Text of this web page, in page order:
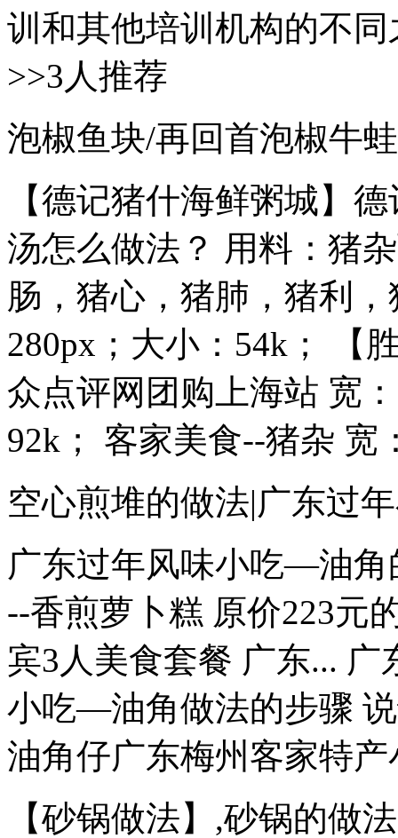
训和其他培训机构的不
>>3人推荐
泡椒鱼块/再回首泡椒牛
【德记猪什海鲜粥城】
汤怎么做法？ 用料：猪
肠，猪心，猪肺，猪利
280px；大小：54k； 【
众点评网团购上海站 宽
92k； 客家美食--猪杂 宽
空心煎堆的做法|广东过
广东过年风味小吃—油角
--香煎萝卜糕 原价223元
宾3人美食套餐 广东...
小吃—油角做法的步骤
油角仔广东梅州客家特
【砂锅做法】,砂锅的做